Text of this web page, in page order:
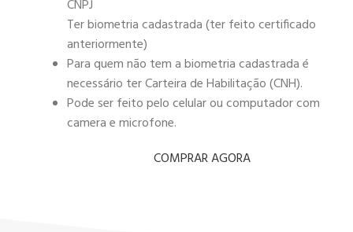
CNPJ
Ter biometria cadastrada (ter feito certificado
anteriormente)
Para quem não tem a biometria cadastrada é
necessário ter Carteira de Habilitação (CNH).
Pode ser feito pelo celular ou computador com
camera e microfone.
COMPRAR AGORA